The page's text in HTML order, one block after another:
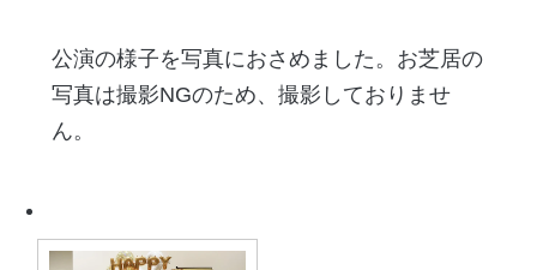
公演の様子を写真におさめました。お芝居の
写真は撮影NGのため、撮影しておりませ
ん。